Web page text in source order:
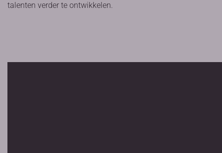
talenten verder te ontwikkelen.